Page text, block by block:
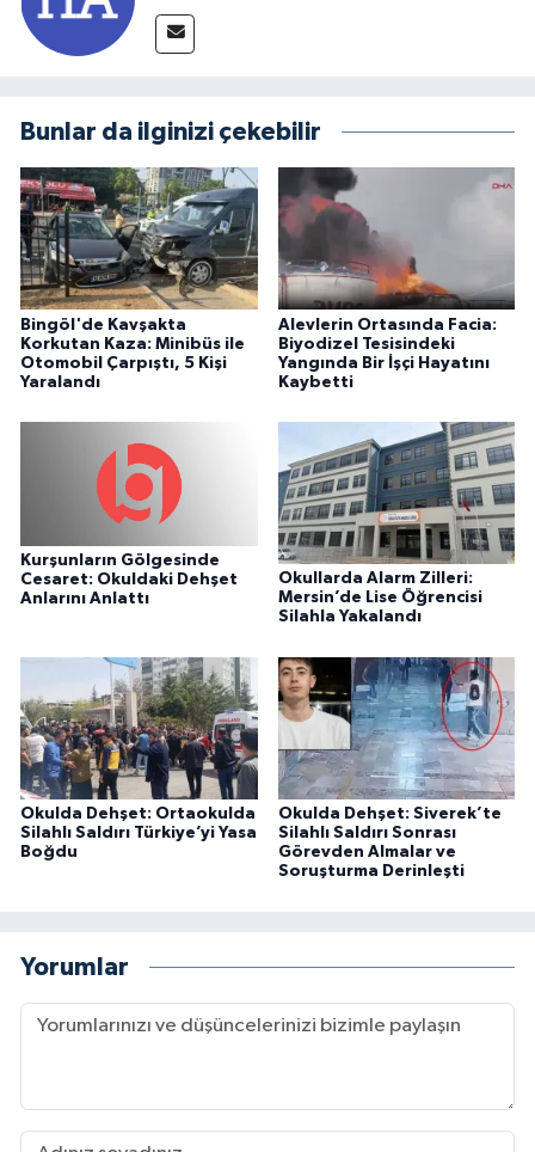
Bunlar da ilginizi çekebilir
Bingöl'de Kavşakta
Korkutan Kaza: Minibüs ile
Otomobil Çarpıştı, 5 Kişi
Yaralandı
Alevlerin Ortasında Facia:
Biyodizel Tesisindeki
Yangında Bir İşçi Hayatını
Kaybetti
Kurşunların Gölgesinde
Cesaret: Okuldaki Dehşet
Anlarını Anlattı
Okullarda Alarm Zilleri:
Mersin’de Lise Öğrencisi
Silahla Yakalandı
Okulda Dehşet: Ortaokulda
Silahlı Saldırı Türkiye’yi Yasa
Boğdu
Okulda Dehşet: Siverek’te
Silahlı Saldırı Sonrası
Görevden Almalar ve
Soruşturma Derinleşti
Yorumlar